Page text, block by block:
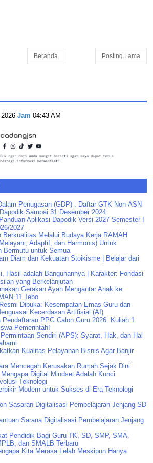
Posting Lama
Beranda
Jam 04:43 AM
Penugasan (GDP) : Daftar GTK Non-ASN
Sampai 31 Desember 2024
Aplikasi Dapodik Versi 2027 Semester I
2027
Berkualitas Melalui Budaya Kerja RAMAH
Adaptif, dan Harmonis) Untuk
Bermutu untuk Semua
Diam dan Kekuatan Stoikisme | Belajar dari
Hasil adalah Bangunannya | Karakter: Fondasi
yang Berkelanjutan
Gerakan Ayah Mengantar Anak ke
11 Tebo
Dibuka: Kesempatan Emas Guru dan
Kecerdasan Artifisial (AI)
PPG Calon Guru 2026: Kuliah 1
Pemerintah!
Sendiri (APS): Syarat, Hak, dan Hal
Kualitas Pelayanan Bisnis Agar Banjir
Mencegah Kerusakan Rumah Sejak Dini
Digital Mindset Adalah Kunci
Teknologi
Modern untuk Sukses di Era Teknologi
Sasaran Digitalisasi Pembelajaran Jenjang SD
Sarana Digitalisasi Pembelajaran Jenjang
Pendidik Bagi Guru TK, SD, SMP, SMA,
dan SMALB Terbaru
Kita Merasa Lelah Meskipun Hanya